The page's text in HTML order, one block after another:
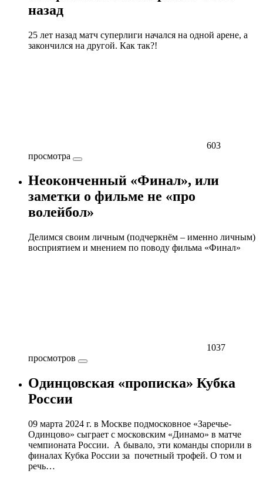
назад
25 лет назад матч суперлиги начался на одной арене, а
закончился на другой. Как так?!
603
просмотра
Неоконченный «Финал», или
заметки о фильме не «про
волейбол»
Делимся своим личным (подчеркнём – именно личным)
восприятием и мнением по поводу фильма «Финал»
1037
просмотров
Одинцовская «прописка» Кубка
России
09 марта 2024 г. в Москве подмосковное «Заречье-
Одинцово» сыграет с московским «Динамо» в матче
чемпионата России. А бывало, эти команды спорили в
финалах Кубка России за почетный трофей. О том и
речь…